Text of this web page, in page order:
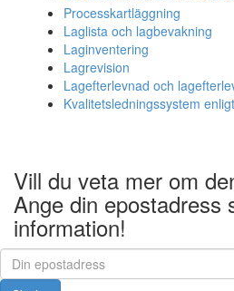
Processkartläggning
Laglista och lagbevakning
Laginventering
Lagrevision
Lagefterlevnad och
Kvalitetsledningssystem
Vill du veta mer om
Ange din epostadress
information!